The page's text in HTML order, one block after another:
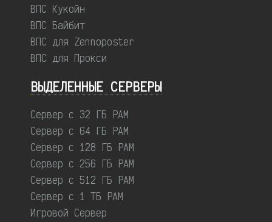
ВПС Кукойн
ВПС Байбит
ВПС для Zennoposter
ВПС для Прокси
ВЫДЕЛЕННЫЕ CЕРВЕРЫ
Сервер с 32 ГБ РАМ
Сервер с 64 ГБ РАМ
Сервер с 128 ГБ РАМ
Сервер с 256 ГБ РАМ
Сервер с 512 ГБ РАМ
Сервер с 1 ТБ РАМ
Игровой Сервер